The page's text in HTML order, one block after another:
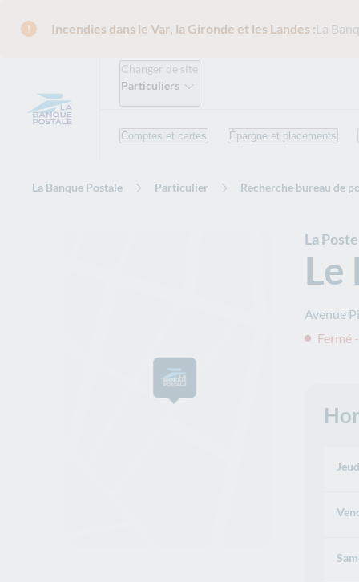
Incendies dans le Var, la Gironde et les Landes :La
Changer de site
Particuliers
Comptes et cartes Épargne et placements
La Banque Postale Particulier Recherche bureau de
La Poste
Le
Avenue
Fermé